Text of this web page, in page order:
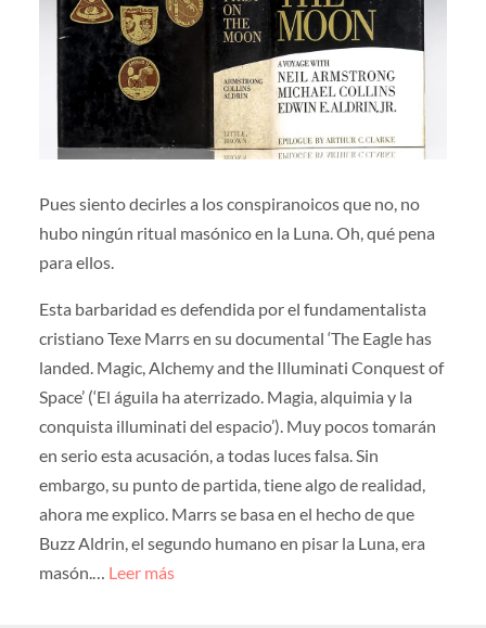
Pues siento decirles a los conspiranoicos que no, no
hubo ningún ritual masónico en la Luna. Oh, qué pena
para ellos.
Esta barbaridad es defendida por el fundamentalista
cristiano Texe Marrs en su documental ‘The Eagle has
landed. Magic, Alchemy and the Illuminati Conquest of
Space’ (‘El águila ha aterrizado. Magia, alquimia y la
conquista illuminati del espacio’). Muy pocos tomarán
en serio esta acusación, a todas luces falsa. Sin
embargo, su punto de partida, tiene algo de realidad,
ahora me explico. Marrs se basa en el hecho de que
Buzz Aldrin, el segundo humano en pisar la Luna, era
masón.… Leer más